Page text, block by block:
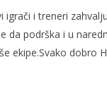
igrači i treneri
da podrška i u
ekipe.Svako dobro